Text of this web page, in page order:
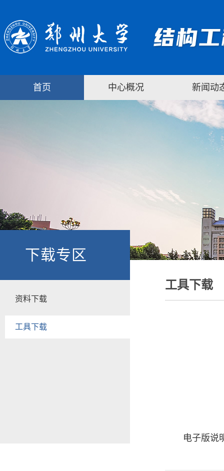
首页 中心概况 新闻动
下载专区
资料下载
工具下载
工具下载
电子版说